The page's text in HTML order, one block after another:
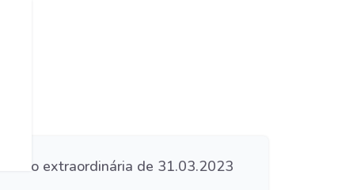
Sessão extraordinária de 31.03.2023